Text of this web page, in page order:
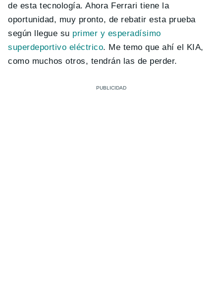
de esta tecnología. Ahora Ferrari tiene la
oportunidad, muy pronto, de rebatir esta prueba
según llegue su primer y esperadísimo
superdeportivo eléctrico. Me temo que ahí el KIA,
como muchos otros, tendrán las de perder.